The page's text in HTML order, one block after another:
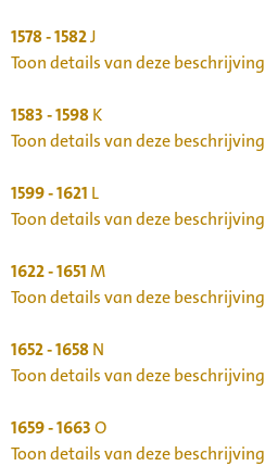
1578 - 1582J
Toon details van deze beschrijving
1583 - 1598K
Toon details van deze beschrijving
1599 - 1621 L
Toon details van deze beschrijving
1622 - 1651M
Toon details van deze beschrijving
1652 - 1658N
Toon details van deze beschrijving
1659 - 1663O
Toon details van deze beschrijving